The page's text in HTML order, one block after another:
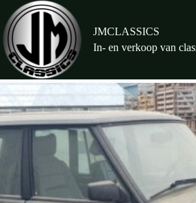
naar
de
inhoud
JMCLASSICS
In- en verkoop van